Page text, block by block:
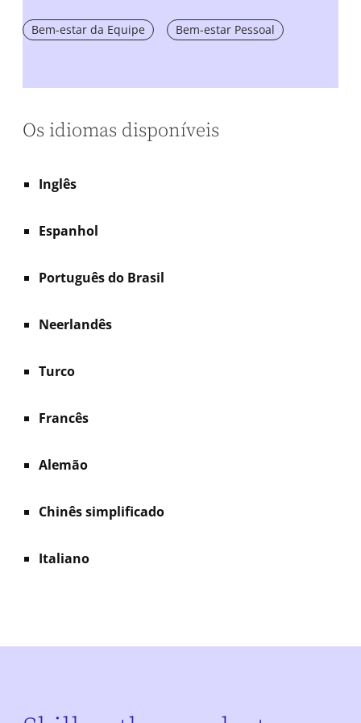
Bem-estar da Equipe Bem-estar Pessoal
Os idiomas disponíveis
Inglês
Espanhol
Português do Brasil
Neerlandês
Turco
Francês
Alemão
Chinês simplificado
Italiano